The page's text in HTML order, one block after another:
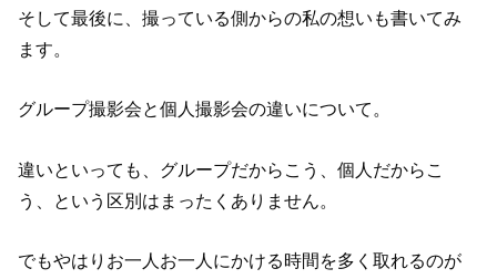
そして最後に、撮っている側からの私の想いも書いてみ
ます。
グループ撮影会と個人撮影会の違いについて。
違いといっても、グループだからこう、個人だからこ
う、という区別はまったくありません。
でもやはりお一人お一人にかける時間を多く取れるのが